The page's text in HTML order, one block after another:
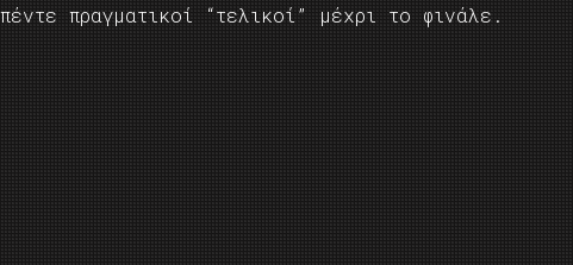
πραγματικοί “τελικοί” μέχρι το φινάλε.